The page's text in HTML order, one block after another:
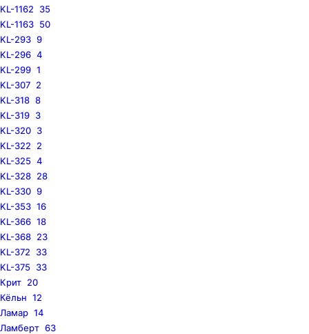
KL-1162
35
KL-1163 50
KL-293 9
KL-296 4
KL-299 1
KL-307 2
KL-318 8
KL-319 3
KL-320 3
KL-322
2
KL-325 4
KL-328 28
KL-330 9
KL-353 16
KL-366 18
KL-368 23
KL-372
33
KL-375 33
Крит 20
Кёльн 12
Ламар 14
Ламберт 63